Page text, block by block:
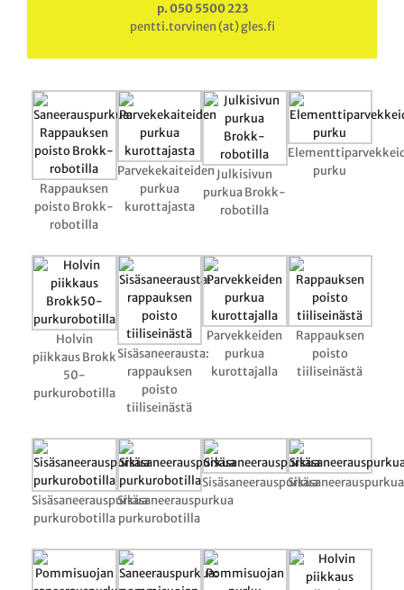
p. 050 5500 223
pentti.torvinen (at) gles.fi
Rappauksen
poisto Brokk-
robotilla
Parvekekaiteiden
purkua
kurottajasta
Julkisivun
purkua Brokk-
robotilla
purku
Holvin
piikkaus Brokk
50-
purkurobotilla
Sisäsaneerausta:
rappauksen
poisto
tiiliseinästä
Parvekkeiden
purkua
kurottajalla
Rappauksen
poisto
tiiliseinästä
Sisäsaneerauspurkua
purkurobotilla
Sisäsaneerauspurkua
purkurobotilla
SisäsaneerauspurkuaSisäsaneerauspurkua